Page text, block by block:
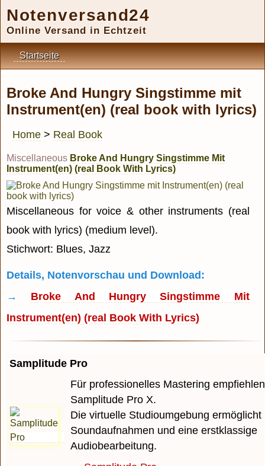
Notenversand24
Online Versand in Echtzeit
Startseite
Broke And Hungry Singstimme mit
Instrument(en) (real book with lyrics)
Home > Real Book
Miscellaneous Broke And Hungry Singstimme Mit
Instrument(en) (real Book With Lyrics)
Miscellaneous for voice & other instruments (real
book with lyrics) (medium level).
Stichwort: Blues, Jazz
Details, Notenvorschau und Download:
→ Broke And Hungry Singstimme Mit
Instrument(en) (real Book With Lyrics)
Samplitude Pro
Für professionelles Mastering
Samplitude Pro X.
Die virtuelle Studioumgebung ermöglicht
Soundaufnahmen und eine erstklassige
Audiobearbeitung.